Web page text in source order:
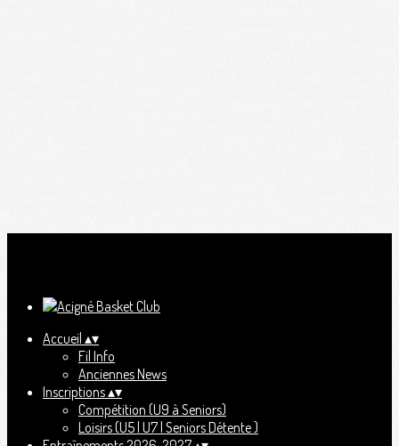
Accueil ▴▾
Fil Info
Anciennes News
Inscriptions▴▾
Compétition (U9 à Seniors)
Loisirs (U5 | U7 | Seniors Détente )